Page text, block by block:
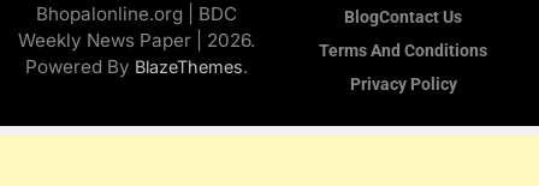
Bhopalonline.org | BDC
Weekly News Paper | 2026.
Powered By BlazeThemes.
BlogContact Us
Terms And Conditions
Privacy Policy